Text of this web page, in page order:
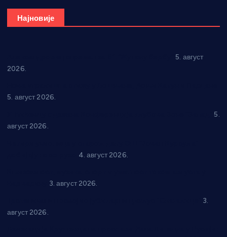
Најновије
5. август
2026.
5. август 2026.
5.
август 2026.
4. август 2026.
3. август 2026.
3.
август 2026.